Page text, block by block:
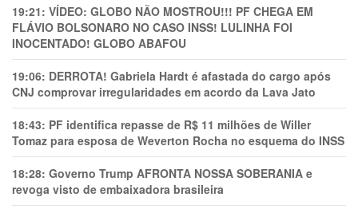
19:21: VÍDEO: GLOBO NÃO MOSTROU!!! PF CHEGA EM
FLÁVIO BOLSONARO NO CASO INSS! LULINHA FOI
INOCENTADO! GLOBO ABAFOU
19:06: DERROTA! Gabriela Hardt é afastada do cargo após
CNJ comprovar irregularidades em acordo da Lava Jato
18:43: PF identifica repasse de R$ 11 milhões de Willer
Tomaz para esposa de Weverton Rocha no esquema do INSS
18:28: Governo Trump AFRONTA NOSSA SOBERANIA e
revoga visto de embaixadora brasileira